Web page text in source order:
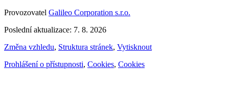
Provozovatel Galileo Corporation s.r.o.
Poslední aktualizace: 7. 8. 2026
Změna vzhledu, Struktura stránek, Vytisknout
Prohlášení o přístupnosti, Cookies, Cookies